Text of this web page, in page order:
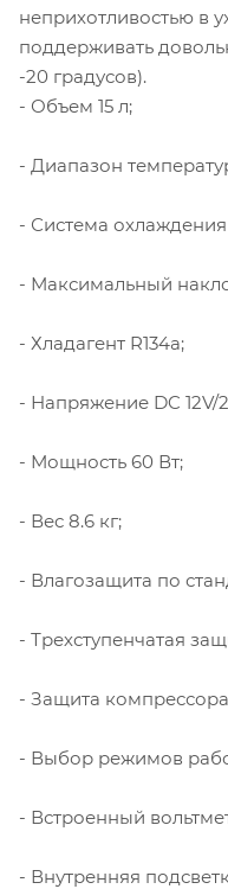
неприхотливостью в
поддерживать
-20 градусов).
- Объем 15 л;
- Диапазон
- Система
- Максимальный
- Хладагент R134a;
- Напряжение DC 12V/
- Мощность 60 Вт;
- Вес 8.6 кг;
- Влагозащита по
- Трехступенчатая
- Защита компрессора
- Выбор режимов
- Встроенный
- Внутренняя